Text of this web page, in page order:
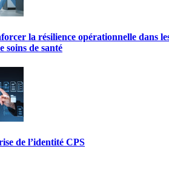
la résilience opérationnelle dans
soins de santé
de l’identité CPS